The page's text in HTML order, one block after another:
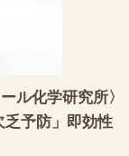
ル化学研究所〉
乏予防」即効性